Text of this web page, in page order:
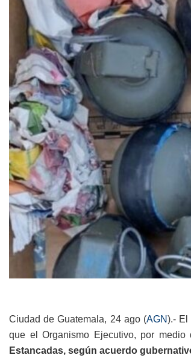
Ciudad de Guatemala, 24 ago (AGN).- El
que el Organismo Ejecutivo, por
Estancadas, según acuerdo